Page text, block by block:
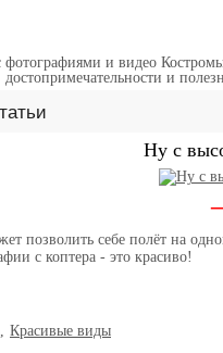
фотографиями и видео
достопримечательности и
Ну с
позволить себе полёт на
с коптера - это красиво!
, Красивые виды